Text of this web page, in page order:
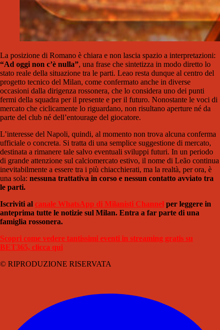
La posizione di Romano è chiara e non lascia spazio a interpretazioni:
“Ad oggi non c’è nulla”, una frase che sintetizza in modo diretto lo
stato reale della situazione tra le parti. Leao resta dunque al centro del
progetto tecnico del Milan, come confermato anche in diverse
occasioni dalla dirigenza rossonera, che lo considera uno dei punti
fermi della squadra per il presente e per il futuro. Nonostante le voci di
mercato che ciclicamente lo riguardano, non risultano aperture né da
parte del club né dell’entourage del giocatore.
L’interesse del Napoli, quindi, al momento non trova alcuna conferma
ufficiale o concreta. Si tratta di una semplice suggestione di mercato,
destinata a rimanere tale salvo eventuali sviluppi futuri. In un periodo
di grande attenzione sul calciomercato estivo, il nome di Leão continua
inevitabilmente a essere tra i più chiacchierati, ma la realtà, per ora, è
una sola: nessuna trattativa in corso e nessun contatto avviato tra
le parti.
Iscriviti al canale WhatsApp di Milanisti Channel per leggere in
anteprima tutte le notizie sul Milan. Entra a far parte di una
famiglia rossonera.
Scopri come vedere tantissimi eventi in streaming gratis su
BET365, clicca qui
© RIPRODUZIONE RISERVATA